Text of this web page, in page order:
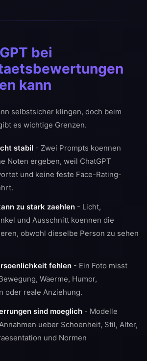
bei
kann
selbstsicher klingen, doch beim
es wichtige Grenzen.
stabil - Zwei Prompts koennen
Noten ergeben, weil ChatGPT
und keine feste Face-Rating-
zu stark zaehlen - Licht,
und Ausschnitt koennen die
obwohl dieselbe Person zu sehen
fehlen - Ein Foto misst
Waerme, Humor,
oder reale Anziehung.
sind moeglich - Modelle
ueber Schoenheit, Stil, Alter,
und Normen